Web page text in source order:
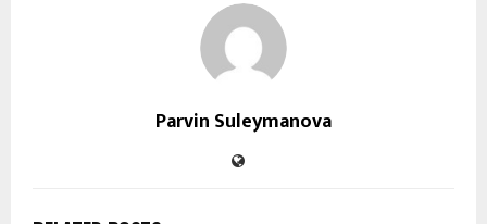
Parvin Suleymanova